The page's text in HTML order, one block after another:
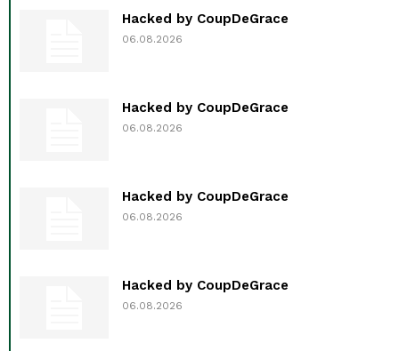
Hacked by CoupDeGrace
06.08.2026
Hacked by CoupDeGrace
06.08.2026
Hacked by CoupDeGrace
06.08.2026
Hacked by CoupDeGrace
06.08.2026